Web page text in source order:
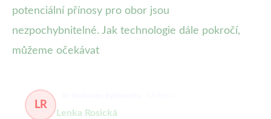
potenciální přínosy pro obor jsou
nezpochybnitelné. Jak technologie dále pokročí,
můžeme očekávat
LR
Lenka Rosická